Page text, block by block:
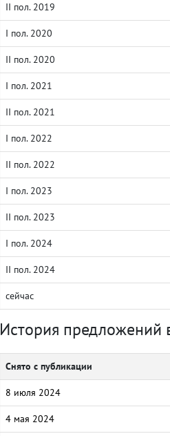
II пол. 2019
I пол. 2020
II пол. 2020
I пол. 2021
II пол. 2021
I пол. 2022
II пол. 2022
I пол. 2023
II пол. 2023
I пол. 2024
II пол. 2024
сейчас
История предложений
Снято с публикации
8 июля 2024
4 мая 2024